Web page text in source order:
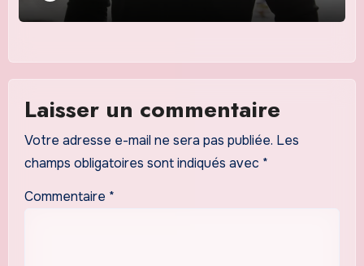
Laisser un commentaire
Votre adresse e-mail ne sera pas publiée. Les
champs obligatoires sont indiqués avec *
Commentaire *